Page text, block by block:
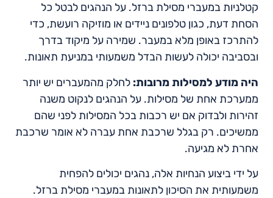
קטלניות במעברי מסילת ברזל. על הנהגים לבטל כל
הסחת דעת, כגון טלפונים ניידים או מוזיקה רועשת, כדי
להתרכז באופן מלא במעבר. שמירה על מיקוד בדרך
ובסביבה יכולה לעשות הבדל משמעותי במניעת תאונות.
היה מודע למסילות מרובות: לחלק מהמעברים יש יותר
ממערכת אחת של מסילות. על הנהגים לנקוט משנה
זהירות ולבדוק אם יש רכבות בכל המסילות לפני שהם
ממשיכים. רק בגלל שרכבת אחת עברה לא אומר שרכבת
אחרת לא מגיעה.
על ידי ביצוע הנחיות אלה, נהגים יכולים להפחית
משמעותית את הסיכון לתאונות במעברי מסילת ברזל.